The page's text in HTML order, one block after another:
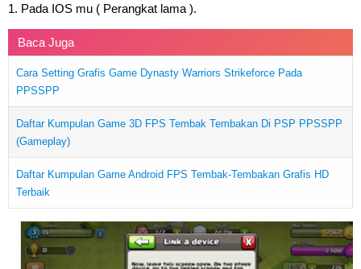
1. Pada IOS mu ( Perangkat lama ).
Baca Juga
Cara Setting Grafis Game Dynasty Warriors Strikeforce Pada
PPSSPP
Daftar Kumpulan Game 3D FPS Tembak Tembakan Di PSP PPSSPP
(Gameplay)
Daftar Kumpulan Game Android FPS Tembak-Tembakan Grafis HD
Terbaik